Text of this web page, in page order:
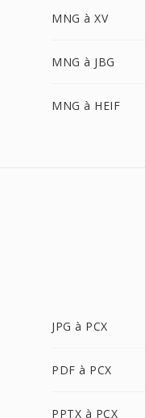
MNG à XV
MNG à JBG
MNG à HEIF
JPG à PCX
PDF à PCX
PPTX à PCX